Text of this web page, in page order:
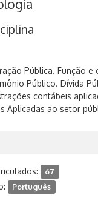
Pública. Função
Público. Dívida
contábeis
Aplicadas ao setor
67
Português